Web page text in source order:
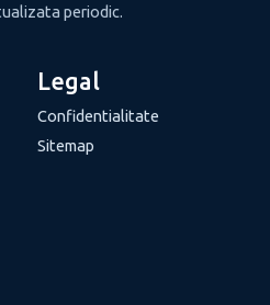
periodic.
Legal
Confidentialitate
Sitemap